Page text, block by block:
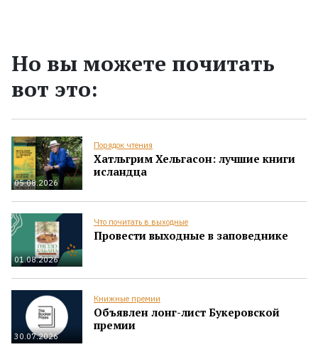
Но вы можете почитать
вот это:
05.08.2026
Порядок чтения
Хатльгрим Хельгасон: лучшие книги
исландца
01.08.2026
Что почитать в выходные
Провести выходные в заповеднике
30.07.2026
Книжные премии
Объявлен лонг-лист Букеровской
премии